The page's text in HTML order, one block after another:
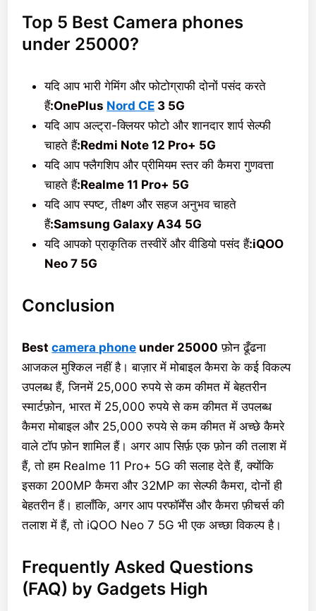
Top 5 Best Camera phones
under 25000?
यदि आप भारी गेमिंग और फोटोग्राफी दोनों पसंद करते
हैं:OnePlus Nord CE 3 5G
यदि आप अल्ट्रा-क्लियर फोटो और शानदार शार्प सेल्फी
चाहते हैं:Redmi Note 12 Pro+ 5G
यदि आप फ्लैगशिप और प्रीमियम स्तर की कैमरा गुणवत्ता
चाहते हैं:Realme 11 Pro+ 5G
यदि आप स्पष्ट, तीक्ष्ण और सहज अनुभव चाहते
हैं:Samsung Galaxy A34 5G
यदि आपको प्राकृतिक तस्वीरें और वीडियो पसंद हैं:iQOO
Neo 7 5G
Conclusion
Bestcamera phone under 25000 फ़ोन ढूँढना
आजकल मुश्किल नहीं है। बाज़ार में मोबाइल कैमरा के कई विकल्प
उपलब्ध हैं, जिनमें 25,000 रुपये से कम कीमत में बेहतरीन
स्मार्टफ़ोन, भारत में 25,000 रुपये से कम कीमत में उपलब्ध
कैमरा मोबाइल और 25,000 रुपये से कम कीमत में अच्छे कैमरे
वाले टॉप फ़ोन शामिल हैं। अगर आप सिर्फ़ एक फ़ोन की तलाश में
हैं, तो हम Realme 11 Pro+ 5G की सलाह देते हैं, क्योंकि
इसका 200MP कैमरा और 32MP का सेल्फी कैमरा, दोनों ही
बेहतरीन हैं। हालाँकि, अगर आप परफॉर्मेंस और कैमरा फ़ीचर्स की
तलाश में हैं, तो iQOO Neo 7 5G भी एक अच्छा विकल्प है।
Frequently Asked Questions
(FAQ) by Gadgets High